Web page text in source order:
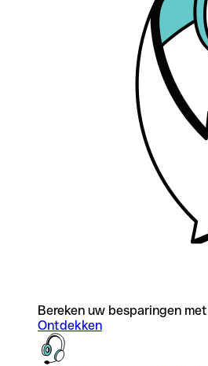
Bereken uw besparingen
Ontdekken